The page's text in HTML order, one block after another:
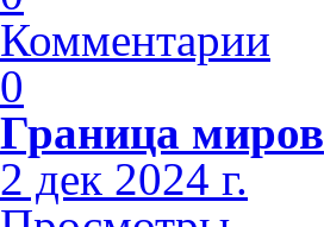
Комментарии
0
Граница миров
2 дек 2024 г.